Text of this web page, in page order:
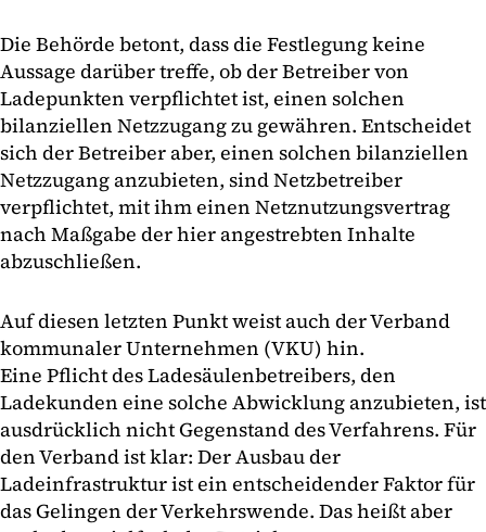
Die Behörde betont, dass die Festlegung keine
Aussage darüber treffe, ob der Betreiber von
Ladepunkten verpflichtet ist, einen solchen
bilanziellen Netzzugang zu gewähren. Entscheidet
sich der Betreiber aber, einen solchen bilanziellen
Netzzugang anzubieten, sind Netzbetreiber
verpflichtet, mit ihm einen Netznutzungsvertrag
nach Maßgabe der hier angestrebten Inhalte
abzuschließen.
Auf diesen letzten Punkt weist auch der Verband
kommunaler Unternehmen (VKU) hin.
Eine Pflicht des Ladesäulenbetreibers, den
Ladekunden eine solche Abwicklung anzubieten, ist
ausdrücklich nicht Gegenstand des Verfahrens. Für
den Verband ist klar: Der Ausbau der
Ladeinfrastruktur ist ein entscheidender Faktor für
das Gelingen der Verkehrswende. Das heißt aber